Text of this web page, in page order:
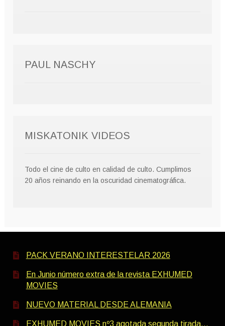
PAUL NASCHY
MISKATONIK VIDEOS
Todo el cine de culto en calidad de culto. Cumplimos
20 años reinando en la oscuridad cinematográfica.
PACK VERANO INTERESTELAR 2026
En Junio número extra de la revista EXHUMED
MOVIES
NUEVO MATERIAL DESDE ALEMANIA
EXHUMED MOVIES nº3 agotada segunda tirada…